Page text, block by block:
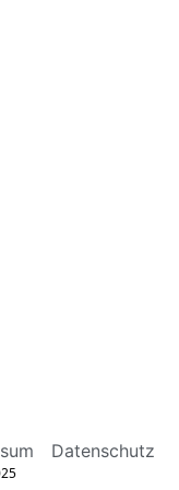
Datenschutz